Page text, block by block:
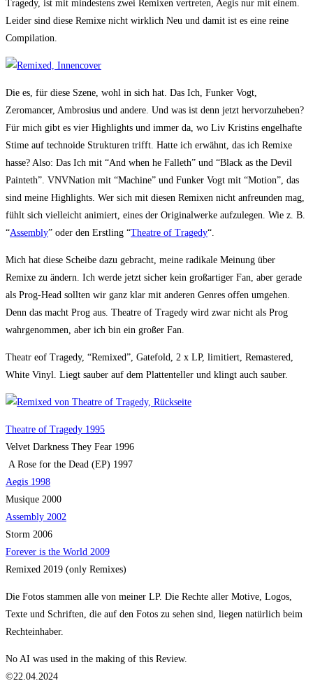
Tragedy, ist mit mindestens zwei Remixen vertreten, Aegis nur mit einem.
Leider sind diese Remixe nicht wirklich Neu und damit ist es eine reine
Compilation.
Die es, für diese Szene, wohl in sich hat. Das Ich, Funker Vogt,
Zeromancer, Ambrosius und andere. Und was ist denn jetzt hervorzuheben?
Für mich gibt es vier Highlights und immer da, wo Liv Kristins engelhafte
Stime auf technoide Strukturen trifft. Hatte ich erwähnt, das ich Remixe
hasse? Also: Das Ich mit “And when he Falleth” und “Black as the Devil
Painteth”. VNVNation mit “Machine” und Funker Vogt mit “Motion”, das
sind meine Highlights. Wer sich mit diesen Remixen nicht anfreunden mag,
fühlt sich vielleicht animiert, eines der Originalwerke aufzulegen. Wie z. B.
“Assembly” oder den Erstling “Theatre of Tragedy“.
Mich hat diese Scheibe dazu gebracht, meine radikale Meinung über
Remixe zu ändern. Ich werde jetzt sicher kein großartiger Fan, aber gerade
als Prog-Head sollten wir ganz klar mit anderen Genres offen umgehen.
Denn das macht Prog aus. Theatre of Tragedy wird zwar nicht als Prog
wahrgenommen, aber ich bin ein großer Fan.
Theatr eof Tragedy, “Remixed”, Gatefold, 2 x LP, limitiert, Remastered,
White Vinyl. Liegt sauber auf dem Plattenteller und klingt auch sauber.
Theatre of Tragedy 1995
Velvet Darkness They Fear 1996
A Rose for the Dead (EP) 1997
Aegis 1998
Musique 2000
Assembly 2002
Storm 2006
Forever is the World 2009
Remixed 2019 (only Remixes)
Die Fotos stammen alle von meiner LP. Die Rechte aller Motive, Logos,
Texte und Schriften, die auf den Fotos zu sehen sind, liegen natürlich beim
Rechteinhaber.
No AI was used in the making of this Review.
©22.04.2024